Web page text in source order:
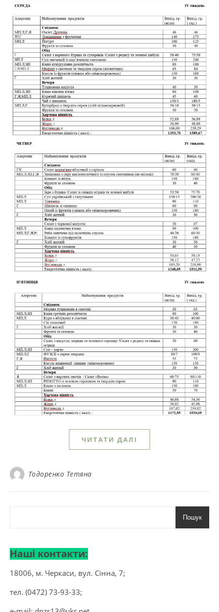
ЧИТАТИ ДАЛІ
Тодоренко Тетяна
Пошук
Наші контакти:
18006, м. Черкаси, вул. Сінна, 7;
тел. (0472) 73-93-33;